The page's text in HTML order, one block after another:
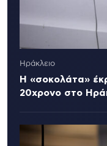
Ηράκλειο
Η «σοκολάτα»
20χρονο στο